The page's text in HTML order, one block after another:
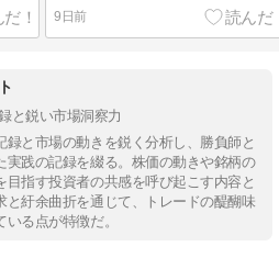
9日前
と鋭い市場洞察力
と市場の動きを鋭く分析し、勝負師と
実践の記録を綴る。株価の動きや銘柄の
指す投資者の共感を呼び起こす内容と
と紆余曲折を通じて、トレードの醍醐味
る点が特徴だ。